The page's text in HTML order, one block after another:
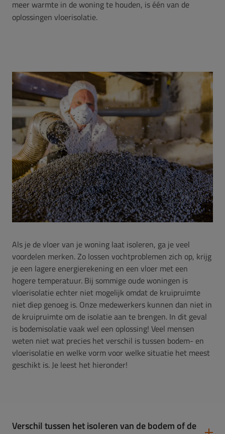
meer warmte in de woning te houden, is één van de
oplossingen vloerisolatie.
Als je de vloer van je woning laat isoleren, ga je veel
voordelen merken. Zo lossen vochtproblemen zich op, krijg
je een lagere energierekening en een vloer met een
hogere temperatuur. Bij sommige oude woningen is
vloerisolatie echter niet mogelijk omdat de kruipruimte
niet diep genoeg is. Onze medewerkers kunnen dan niet in
de kruipruimte om de isolatie aan te brengen. In dit geval
is bodemisolatie vaak wel een oplossing! Veel mensen
weten niet wat precies het verschil is tussen bodem- en
vloerisolatie en welke vorm voor welke situatie het meest
geschikt is. Je leest het hieronder!
Verschil tussen het isoleren van de bodem of de